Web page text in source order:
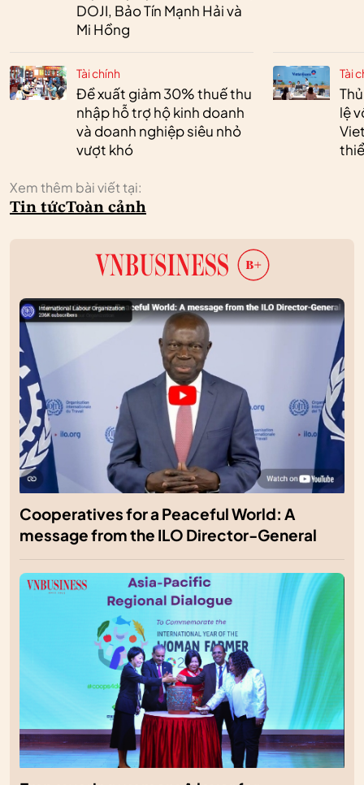
DOJI, Bảo Tín Mạnh Hải và
Mi Hồng
Tài chính
Đề xuất giảm 30% thuế thu
nhập hỗ trợ hộ kinh doanh
và doanh nghiệp siêu nhỏ
vượt khó
Tài
lệ
Xem thêm bài viết tại:
Tin tứcToàn cảnh
Cooperatives for a Peaceful World: A
message from the ILO Director-General